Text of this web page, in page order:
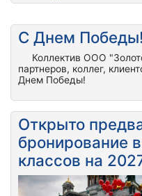
С Днем Победы!
Коллектив ООО
партнеров, коллег,
Днем Победы!
Открыто
бронирование
классов на